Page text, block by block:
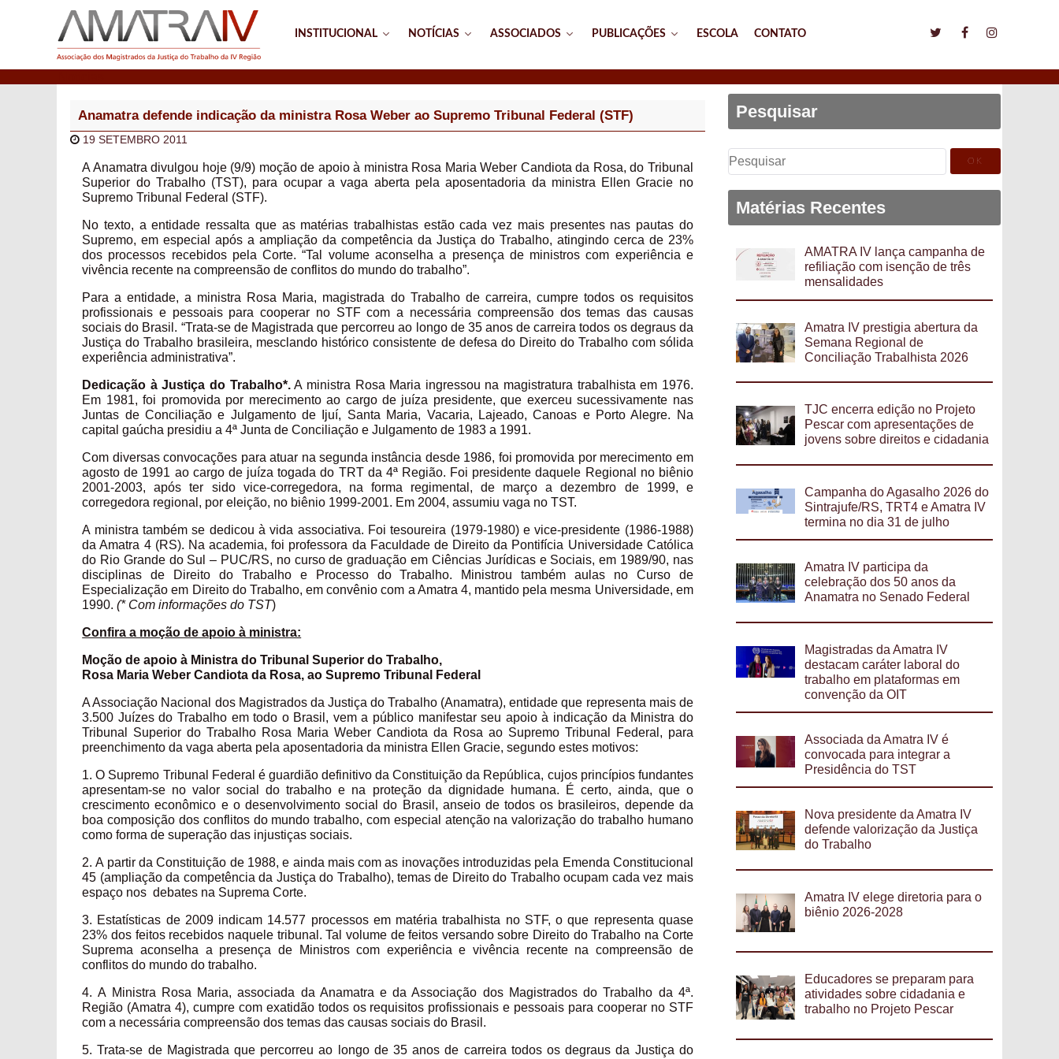
INSTITUCIONAL NOTÍCIAS ASSOCIADOS PUBLICAÇÕES ESCOLA CONTATO
Anamatra defende indicação da ministra Rosa Weber ao Supremo Tribunal Federal (STF)
19 SETEMBRO 2011
A Anamatra divulgou hoje (9/9) moção de apoio à ministra Rosa Maria Weber Candiota da Rosa, do Tribunal
Superior do Trabalho (TST), para ocupar a vaga aberta pela aposentadoria da ministra Ellen Gracie no
Supremo Tribunal Federal (STF).
No texto, a entidade ressalta que as matérias trabalhistas estão cada vez mais presentes nas pautas do
Supremo, em especial após a ampliação da competência da Justiça do Trabalho, atingindo cerca de 23%
dos processos recebidos pela Corte. “Tal volume aconselha a presença de ministros com experiência e
vivência recente na compreensão de conflitos do mundo do trabalho”.
Para a entidade, a ministra Rosa Maria, magistrada do Trabalho de carreira, cumpre todos os requisitos
profissionais e pessoais para cooperar no STF com a necessária compreensão dos temas das causas
sociais do Brasil. “Trata-se de Magistrada que percorreu ao longo de 35 anos de carreira todos os degraus da
Justiça do Trabalho brasileira, mesclando histórico consistente de defesa do Direito do Trabalho com sólida
experiência administrativa”.
Dedicação à Justiça do Trabalho*.A ministra Rosa Maria ingressou na magistratura trabalhista em 1976.
Em 1981, foi promovida por merecimento ao cargo de juíza presidente, que exerceu sucessivamente nas
Juntas de Conciliação e Julgamento de Ijuí, Santa Maria, Vacaria, Lajeado, Canoas e Porto Alegre. Na
capital gaúcha presidiu a 4ª Junta de Conciliação e Julgamento de 1983 a 1991.
Com diversas convocações para atuar na segunda instância desde 1986, foi promovida por merecimento em
agosto de 1991 ao cargo de juíza togada do TRT da 4ª Região. Foi presidente daquele Regional no biênio
2001-2003, após ter sido vice-corregedora, na forma regimental, de março a dezembro de 1999, e
corregedora regional, por eleição, no biênio 1999-2001. Em 2004, assumiu vaga no TST.
A ministra também se dedicou à vida associativa. Foi tesoureira (1979-1980) e vice-presidente (1986-1988)
da Amatra 4 (RS). Na academia, foi professora da Faculdade de Direito da Pontifícia Universidade Católica
do Rio Grande do Sul – PUC/RS, no curso de graduação em Ciências Jurídicas e Sociais, em 1989/90, nas
disciplinas de Direito do Trabalho e Processo do Trabalho. Ministrou também aulas no Curso de
Especialização em Direito do Trabalho, em convênio com a Amatra 4, mantido pela mesma Universidade, em
1990.(* Com informações do TST)
Confira a moção de apoio à ministra:
Moção de apoio à Ministra do Tribunal Superior do Trabalho,
Rosa Maria Weber Candiota da Rosa, ao Supremo Tribunal Federal
A Associação Nacional dos Magistrados da Justiça do Trabalho (Anamatra), entidade que representa mais de
3.500 Juízes do Trabalho em todo o Brasil, vem a público manifestar seu apoio à indicação da Ministra do
Tribunal Superior do Trabalho Rosa Maria Weber Candiota da Rosa ao Supremo Tribunal Federal, para
preenchimento da vaga aberta pela aposentadoria da ministra Ellen Gracie, segundo estes motivos:
1. O Supremo Tribunal Federal é guardião definitivo da Constituição da República, cujos princípios fundantes
apresentam-se no valor social do trabalho e na proteção da dignidade humana. É certo, ainda, que o
crescimento econômico e o desenvolvimento social do Brasil, anseio de todos os brasileiros, depende da
boa composição dos conflitos do mundo trabalho, com especial atenção na valorização do trabalho humano
como forma de superação das injustiças sociais.
2. A partir da Constituição de 1988, e ainda mais com as inovações introduzidas pela Emenda Constitucional
45 (ampliação da competência da Justiça do Trabalho), temas de Direito do Trabalho ocupam cada vez mais
espaço nos debates na Suprema Corte.
3. Estatísticas de 2009 indicam 14.577 processos em matéria trabalhista no STF, o que representa quase
23% dos feitos recebidos naquele tribunal. Tal volume de feitos versando sobre Direito do Trabalho na Corte
Suprema aconselha a presença de Ministros com experiência e vivência recente na compreensão de
conflitos do mundo do trabalho.
4. A Ministra Rosa Maria, associada da Anamatra e da Associação dos Magistrados do Trabalho da 4ª.
Região (Amatra 4), cumpre com exatidão todos os requisitos profissionais e pessoais para cooperar no STF
com a necessária compreensão dos temas das causas sociais do Brasil.
5. Trata-se de Magistrada que percorreu ao longo de 35 anos de carreira todos os degraus da Justiça do
Pesquisar
Pesquisar
por:
Matérias Recentes
AMATRA IV lança campanha de
refiliação com isenção de três
mensalidades
Amatra IV prestigia abertura da
Semana Regional de
Conciliação Trabalhista 2026
TJC encerra edição no Projeto
Pescar com apresentações de
jovens sobre direitos e cidadania
Campanha do Agasalho 2026 do
Sintrajufe/RS, TRT4 e Amatra IV
termina no dia 31 de julho
Amatra IV participa da
celebração dos 50 anos da
Anamatra no Senado Federal
Magistradas da Amatra IV
destacam caráter laboral do
trabalho em plataformas em
convenção da OIT
Associada da Amatra IV é
convocada para integrar a
Presidência do TST
Nova presidente da Amatra IV
defende valorização da Justiça
do Trabalho
Amatra IV elege diretoria para o
biênio 2026-2028
Educadores se preparam para
atividades sobre cidadania e
trabalho no Projeto Pescar